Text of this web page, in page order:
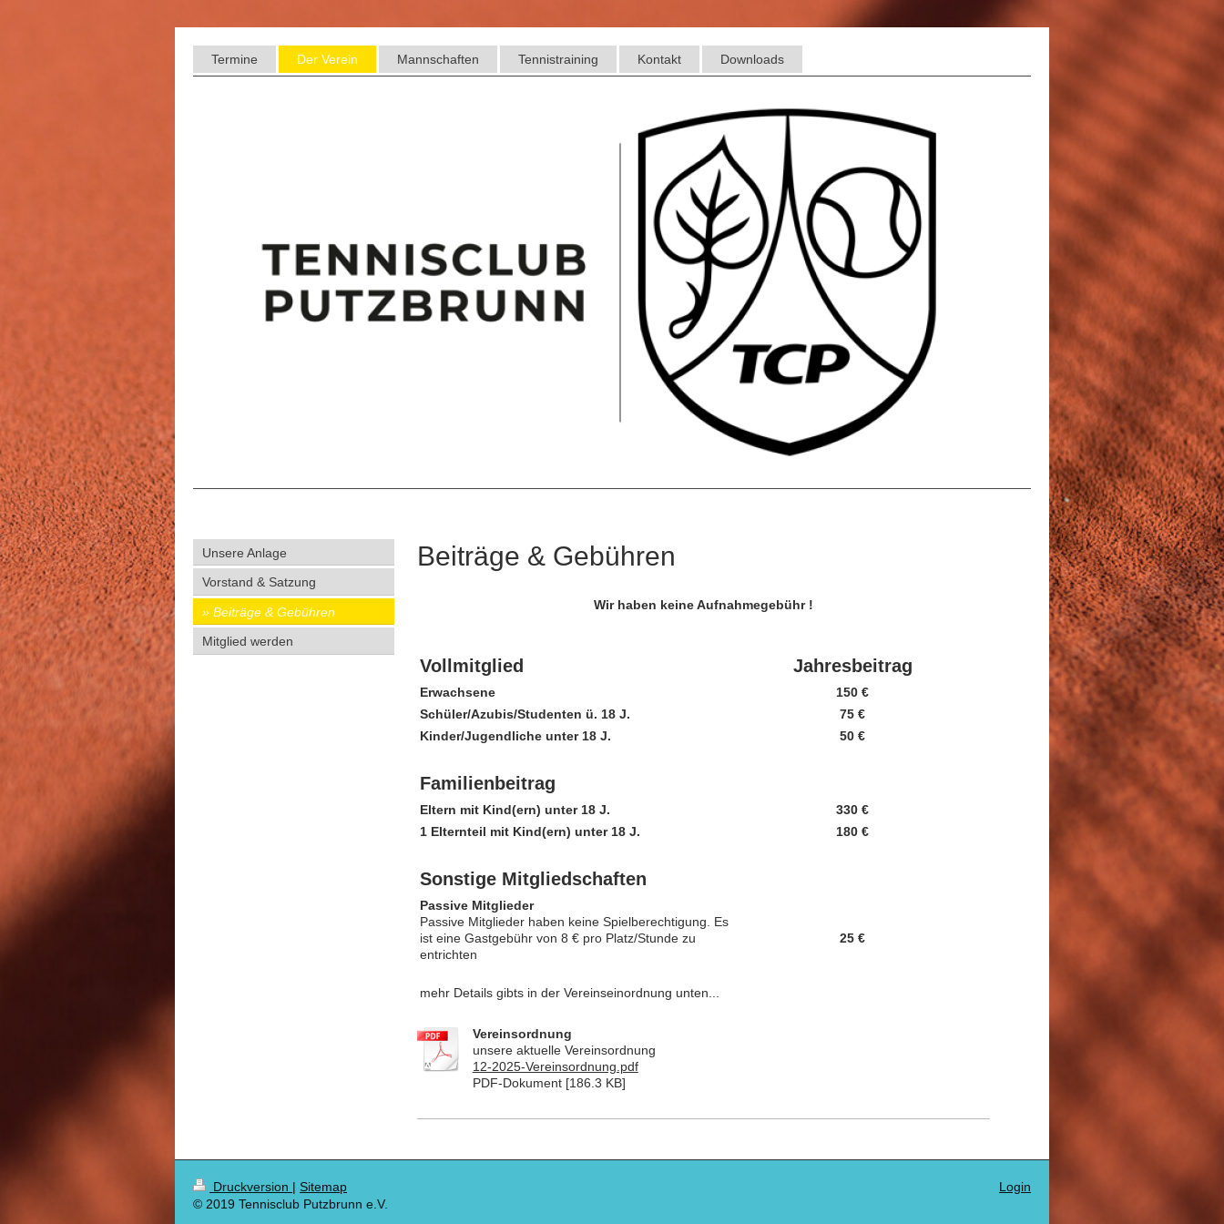
Termine Der Verein Mannschaften Tennistraining Kontakt Downloads
Unsere Anlage
Vorstand & Satzung
Beiträge & Gebühren
Mitglied werden
Beiträge & Gebühren
Wir haben keine Aufnahmegebühr !
Vollmitglied Jahresbeitrag
Erwachsene
150 €
Schüler/Azubis/Studenten ü. 18 J.
75 €
Kinder/Jugendliche unter 18 J.
50 €
Familienbeitrag
Eltern mit Kind(ern) unter 18 J.
330 €
1 Elternteil mit Kind(ern) unter 18 J.
180 €
Sonstige Mitgliedschaften
Passive Mitglieder
Passive Mitglieder haben keine Spielberechtigung. Es
ist eine Gastgebühr von 8 € pro Platz/Stunde zu
entrichten
25 €
mehr Details gibts in der Vereinseinordnung unten...
Vereinsordnung
unsere aktuelle Vereinsordnung
12-2025-Vereinsordnung.pdf
PDF-Dokument [186.3 KB]
Druckversion | Sitemap
© 2019 Tennisclub Putzbrunn e.V.
Login